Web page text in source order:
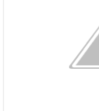
ΠΕΡΙΟΔΟΣ 2014 - 2015